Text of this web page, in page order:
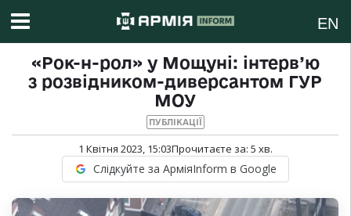
EN
«Рок-н-рол» у Мощуні: інтерв’ю
з розвідником-диверсантом ГУР
МОУ
ПУБЛІКАЦІЇ
1 Квітня 2023, 15:03Прочитаєте за: 5 хв.
Слідкуйте за АрміяInform в Google